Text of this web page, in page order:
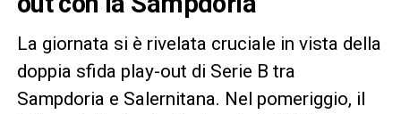
La giornata si è rivelata cruciale in vista della
doppia sfida play-out di Serie B tra
Sampdoria e Salernitana. Nel pomeriggio, il